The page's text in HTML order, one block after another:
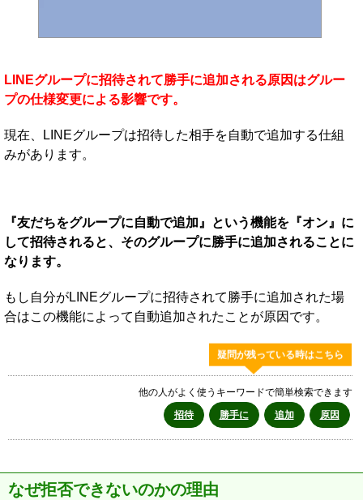
LINEグループに招待されて勝手に追加される原因はグルー
プの仕様変更による影響です。
現在、LINEグループは招待した相手を自動で追加する仕組
みがあります。
『友だちをグループに自動で追加』という機能を『オン』に
して招待されると、そのグループに勝手に追加されることに
なります。
もし自分がLINEグループに招待されて勝手に追加された場
合はこの機能によって自動追加されたことが原因です。
疑問が残っている時はこちら
他の人がよく使うキーワードで簡単検索できます
招待
勝手に 追加 原因
なぜ拒否できないのかの理由